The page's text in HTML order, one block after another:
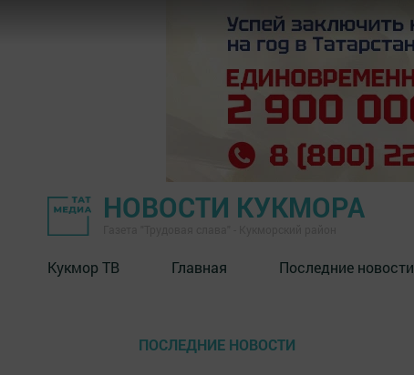
НОВОСТИ КУКМОРА
Кукмор ТВ Главная Последние новости
ПОСЛЕДНИЕ НОВОСТИ